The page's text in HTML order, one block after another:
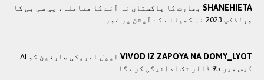
SHANEHIETA بھارت کا پاکستان نہ آنے کا معاملہ، پی سی بی کا
ورلڈکپ 2023 نہ کھیلنے کے آپشن پر غور
VIVOD IZ ZAPOYA NA DOMY_LYOT
ایپل امریکی صارفین کو AI
کیس میں 95 ڈالر تک ادائیگی کرے گا